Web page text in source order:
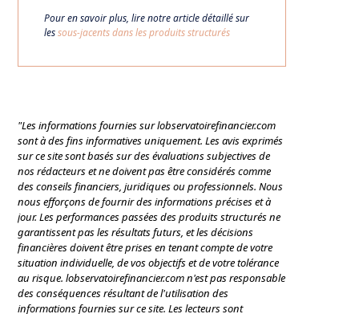
Pour en savoir plus, lire notre article détaillé sur
lessous-jacents dans les produits structurés
"Les informations fournies sur lobservatoirefinancier.com
sont à des fins informatives uniquement. Les avis exprimés
sur ce site sont basés sur des évaluations subjectives de
nos rédacteurs et ne doivent pas être considérés comme
des conseils financiers, juridiques ou professionnels. Nous
nous efforçons de fournir des informations précises et à
jour. Les performances passées des produits structurés ne
garantissent pas les résultats futurs, et les décisions
financières doivent être prises en tenant compte de votre
situation individuelle, de vos objectifs et de votre tolérance
au risque. lobservatoirefinancier.com n'est pas responsable
des conséquences résultant de l'utilisation des
informations fournies sur ce site. Les lecteurs sont